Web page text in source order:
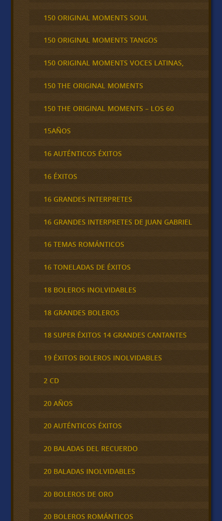
150 ORIGINAL MOMENTS SOUL
150 ORIGINAL MOMENTS TANGOS
150 ORIGINAL MOMENTS VOCES LATINAS,
150 THE ORIGINAL MOMENTS
150 THE ORIGINAL MOMENTS – LOS 60
15AÑOS
16 AUTÉNTICOS ÉXITOS
16 ÉXITOS
16 GRANDES INTERPRETES
16 GRANDES INTERPRETES DE JUAN GABRIEL
16 TEMAS ROMÁNTICOS
16 TONELADAS DE ÉXITOS
18 BOLEROS INOLVIDABLES
18 GRANDES BOLEROS
18 SUPER ÉXITOS 14 GRANDES CANTANTES
19 ÉXITOS BOLEROS INOLVIDABLES
2 CD
20 AÑOS
20 AUTÉNTICOS ÉXITOS
20 BALADAS DEL RECUERDO
20 BALADAS INOLVIDABLES
20 BOLEROS DE ORO
20 BOLEROS ROMÁNTICOS